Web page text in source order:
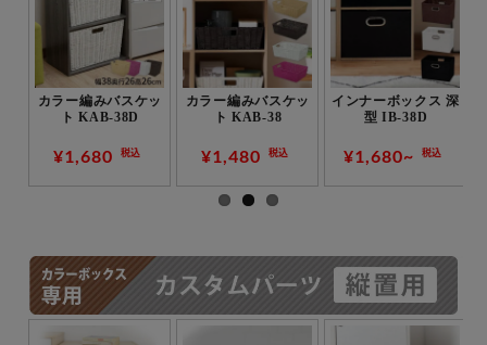
インナーボックス 浅
型 IB-38
¥1,480~ 税込
カラーバスケット 深
型 (フタ付） CBK-
¥1,680~ 税込
カラーバスケット 浅
型 CBK-38
¥1,480 税込